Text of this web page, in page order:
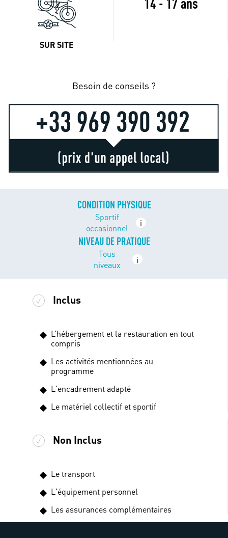
SUR SITE
Besoin de conseils ?
CONDITION PHYSIQUE
Sportif
occasionnel
i
NIVEAU DE PRATIQUE
Tous
niveaux
i
Inclus
L’hébergement et la restauration en tout
compris
Les activités mentionnées au
programme
L'encadrement adapté
Le matériel collectif et sportif
Non Inclus
Le transport
L'équipement personnel
Les assurances complémentaires